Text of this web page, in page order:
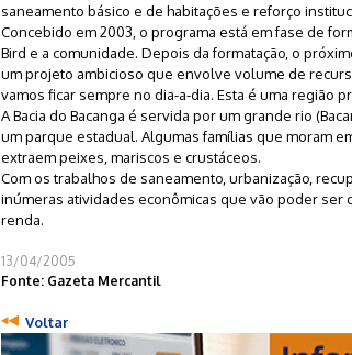
saneamento básico e de habitações e reforço
Concebido em 2003, o programa está em fase de
Bird e a comunidade. Depois da formatação, o
um projeto ambicioso que envolve volume de
vamos ficar sempre no dia-a-dia. Esta é uma região
A Bacia do Bacanga é servida por um grande rio
um parque estadual. Algumas famílias que moram
extraem peixes, mariscos e crustáceos.
Com os trabalhos de saneamento, urbanização,
inúmeras atividades econômicas que vão poder
renda.
13/04/2005
Fonte: Gazeta Mercantil
Voltar